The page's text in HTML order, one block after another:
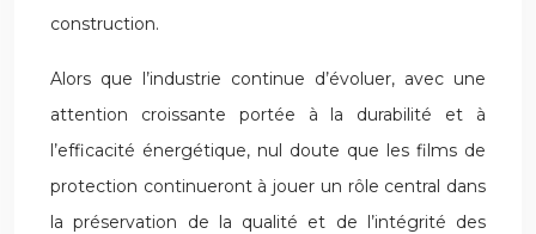
construction.
Alors que l’industrie continue d’évoluer, avec une
attention croissante portée à la durabilité et à
l’efficacité énergétique, nul doute que les films de
protection continueront à jouer un rôle central dans
la préservation de la qualité et de l’intégrité des